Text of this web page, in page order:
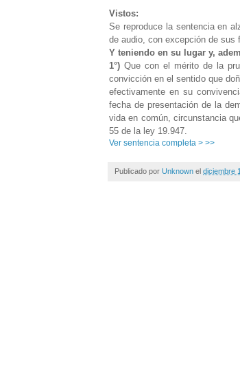
Vistos:
Se reproduce la sentencia en
de audio, con excepción de sus
Y teniendo en su lugar y,
1°) Que con el mérito de la
convicción en el sentido que
efectivamente en su
fecha de presentación de la
vida en común, circunstancia
55 de la ley 19.947.
Ver sentencia completa > >>
Publicado por Unknown el diciembre